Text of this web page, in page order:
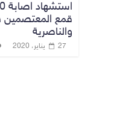
قمع المعتصمين
والناصرية
27 يناير، 2020